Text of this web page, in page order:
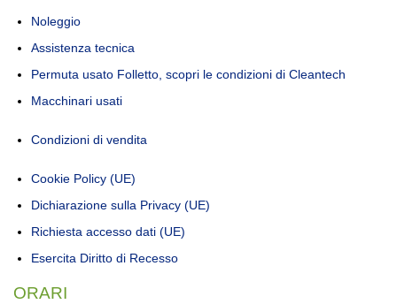
Noleggio
Assistenza tecnica
Permuta usato Folletto, scopri le condizioni di Cleantech
Macchinari usati
Condizioni di vendita
Cookie Policy (UE)
Dichiarazione sulla Privacy (UE)
Richiesta accesso dati (UE)
Esercita Diritto di Recesso
ORARI